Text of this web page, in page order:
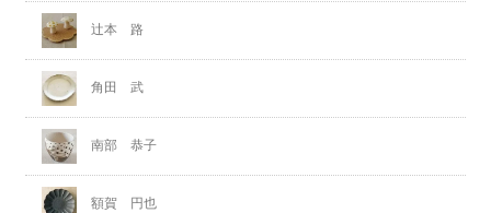
辻本 路
角田 武
南部 恭子
額賀 円也